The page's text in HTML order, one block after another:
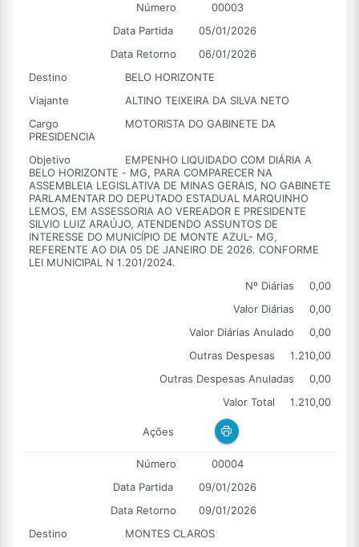
Número
00003
Data Partida
05/01/2026
Data Retorno
06/01/2026
Destino
BELO HORIZONTE
Viajante
ALTINO TEIXEIRA DA SILVA NETO
Cargo
MOTORISTA DO GABINETE DA
PRESIDENCIA
Objetivo
EMPENHO LIQUIDADO COM DIÁRIA A
BELO HORIZONTE - MG, PARA COMPARECER NA
ASSEMBLEIA LEGISLATIVA DE MINAS GERAIS, NO GABINETE
PARLAMENTAR DO DEPUTADO ESTADUAL MARQUINHO
LEMOS, EM ASSESSORIA AO VEREADOR E PRESIDENTE
SILVIO LUIZ ARAÚJO, ATENDENDO ASSUNTOS DE
INTERESSE DO MUNICÍPIO DE MONTE AZUL- MG,
REFERENTE AO DIA 05 DE JANEIRO DE 2026. CONFORME
LEI MUNICIPAL N 1.201/2024.
Nº Diárias
0,00
Valor Diárias
0,00
Valor Diárias Anulado
0,00
Outras Despesas
1.210,00
Outras Despesas Anuladas
0,00
Valor Total
1.210,00
Ações
Número
00004
Data Partida
09/01/2026
Data Retorno
09/01/2026
Destino
MONTES CLAROS